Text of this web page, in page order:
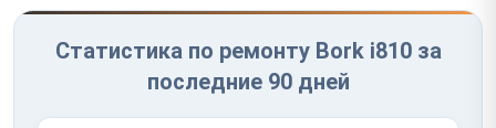
Статистика по ремонту Bork i810 за
последние 90 дней